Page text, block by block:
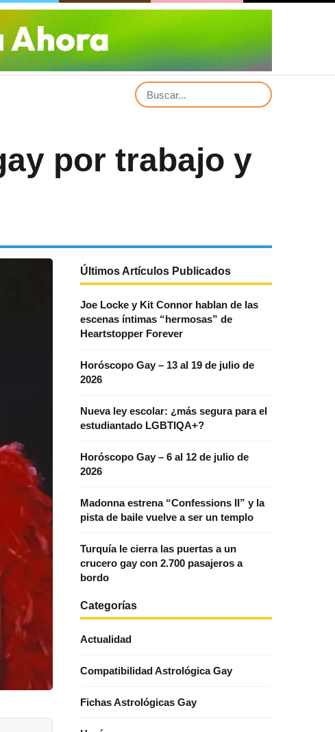
por trabajo y
Últimos Artículos Publicados
Joe Locke y Kit Connor hablan de las
escenas íntimas “hermosas” de
Heartstopper Forever
Horóscopo Gay – 13 al 19 de julio de
2026
Nueva ley escolar: ¿más segura para el
estudiantado LGBTIQA+?
Horóscopo Gay – 6 al 12 de julio de
2026
Madonna estrena “Confessions II” y la
pista de baile vuelve a ser un templo
Turquía le cierra las puertas a un
crucero gay con 2.700 pasajeros a
bordo
Categorías
Actualidad
Compatibilidad Astrológica Gay
Fichas Astrológicas Gay